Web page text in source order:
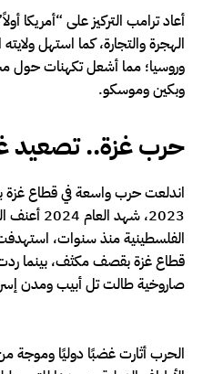
أعاد ترامب التركيز على “أمريكا
الهجرة والتجارة، كما استهل
وروسيا؛ مما أشعل تكهنات حول
وبكين وموسكو.
حرب غزة.. تصعيد
اندلعت حرب واسعة في قطاع غزة
2023، شهد
الفلسطينية منذ سنوات، استهدفت
قطاع غزة بقصف مكثف، بينما
صاروخية طالت تل أبيب ومدن
الحرب أثارت غضبًا دوليًا وموجة